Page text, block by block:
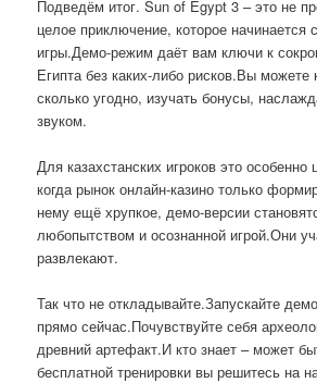
Подведём итог. Sun of Egypt 3 – это не
целое приключение, которое начинается
игры.Демо-режим даёт вам ключи к
Египта без каких-либо рисков.Вы можете
сколько угодно, изучать бонусы,
звуком.
Для казахстанских игроков это
когда рынок онлайн-казино только
нему ещё хрупкое, демо-версии
любопытством и осознанной игрой.Они
развлекают.
Так что не откладывайте.Запускайте
прямо сейчас.Почувствуйте себя
древний артефакт.И кто знает – может
бесплатной тренировки вы решитесь на